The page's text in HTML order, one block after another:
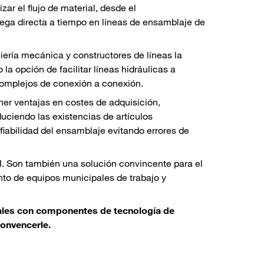
el flujo de material, desde el
directa a tiempo en líneas de ensamblaje de
mecánica y constructores de líneas la
la opción de facilitar líneas hidráulicas a
de conexión a conexión.
ventajas en costes de adquisición,
las existencias de artículos
del ensamblaje evitando errores de
Son también una solución convincente para el
de equipos municipales de trabajo y
con componentes de tecnología de